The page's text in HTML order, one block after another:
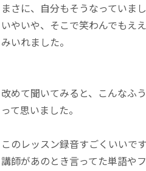
まさに、自分もそうなっていまし
いやいや、そこで笑わんでもえ
みいれました。
改めて聞いてみると、こんなふ
って思いました。
このレッスン録音すごくいいで
講師があのとき言ってた単語や